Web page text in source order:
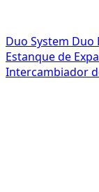
Duo System Duo
Estanque de
Intercambiador